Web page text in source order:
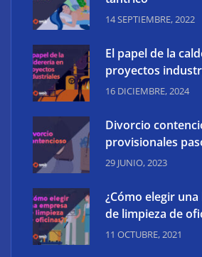
14 SEPTIEMBRE, 2022
El papel de la
proyectos
16 DICIEMBRE, 2024
Divorcio
provisionales
29 JUNIO, 2023
¿Cómo elegir
de limpieza de
11 OCTUBRE, 2021